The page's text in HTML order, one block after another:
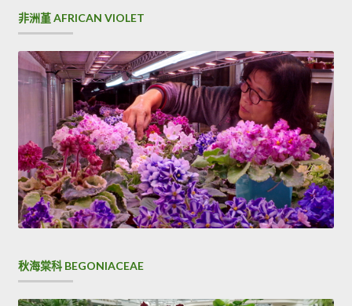
尋
非洲堇 AFRICAN VIOLET
秋海棠科 BEGONIACEAE